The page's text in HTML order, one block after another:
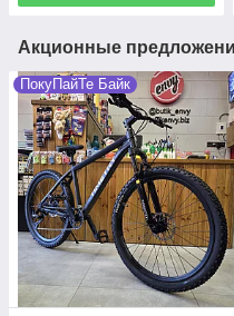
Акционные
ПокуПайТе Байк